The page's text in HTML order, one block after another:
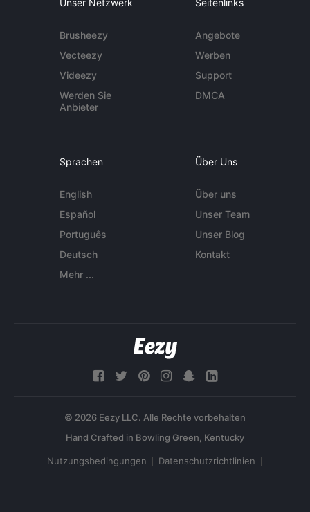
Unser Netzwerk
Brusheezy
Vecteezy
Videezy
Werden Sie
Anbieter
Seitenlinks
Angebote
Werben
Support
DMCA
Sprachen
English
Español
Português
Deutsch
Mehr ...
Über Uns
Über uns
Unser Team
Unser Blog
Kontakt
© 2026 Eezy LLC. Alle Rechte vorbehalten
Nutzungsbedingungen Datenschutzrichtlinien